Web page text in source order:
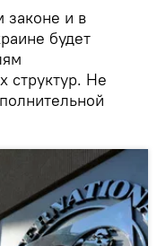
законе и в
будет
структур. Не